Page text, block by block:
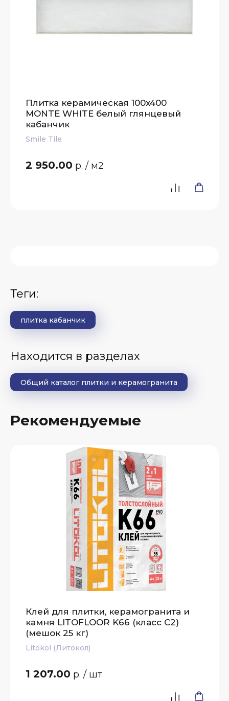
Плитка керамическая 100x400
MONTE WHITE белый глянцевый
кабанчик
Smile Tile
2 950.00 р. / м2
теги:
плитка кабанчик
Находится в разделах
Общий каталог плитки и керамогранита
Рекомендуемые
Клей для плитки, керамогранита и
камня LITOFLOOR K66 (класс С2)
(мешок 25 кг)
Litokol (Литокол)
1 207.00 р. / шт